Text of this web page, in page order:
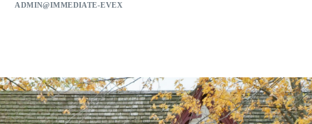
ADMIN@IMMEDIATE-EVEX